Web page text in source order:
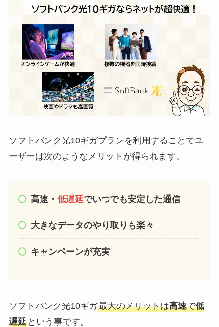
ソフトバンク光10ギガプランを利用することでユ
ーザーは次のようなメリットが得られます。
高速・ 低遅延でいつでも安定した通信
大きなデータのやり取りも楽々
キャンペーンが充実
ソフトバンク光10ギガ最大のメリットは高速で低
遅延という事です。